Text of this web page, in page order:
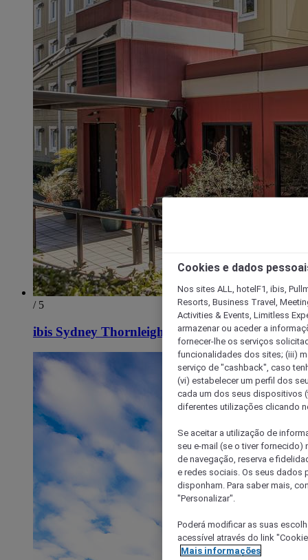
/ 5
ibis Sydney Thornleigh
Cookies e dados
Nos sites ALL, hotelF1, ibis,
Resorts, Business Travel,
Activities & Events, Limitless
armazenar ou aceder a
fornecer-lhe os serviços
funcionalidades dos sites; (iii)
serviço de "cashback", caso
(vi) estabelecer um perfil dos
cada um dos seus dispositivos
diferentes utilizações clicando
Se aceitar a utilização de
seu e-mail (se o tiver
de navegação, reserva e
e redes sociais. Os seus dados
disponham. Para saber mais,
"Personalizar".
Poderá modificar as suas
acessível através do link
Mais informações